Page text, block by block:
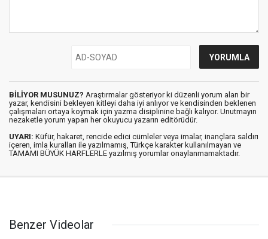
BİLİYOR MUSUNUZ? Araştırmalar gösteriyor ki düzenli yorum alan bir
yazar, kendisini bekleyen kitleyi daha iyi anlıyor ve kendisinden beklenen
çalışmaları ortaya koymak için yazma disiplinine bağlı kalıyor. Unutmayın
nezaketle yorum yapan her okuyucu yazarın editörüdür.
UYARI: Küfür, hakaret, rencide edici cümleler veya imalar, inançlara saldırı
içeren, imla kuralları ile yazılmamış, Türkçe karakter kullanılmayan ve
TAMAMI BÜYÜK HARFLERLE yazılmış yorumlar onaylanmamaktadır.
Benzer Videolar